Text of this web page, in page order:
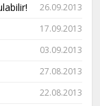
26.09.2013
17.09.2013
03.09.2013
27.08.2013
22.08.2013